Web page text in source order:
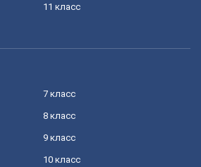
11 класс
7 класс
8 класс
9 класс
10 класс